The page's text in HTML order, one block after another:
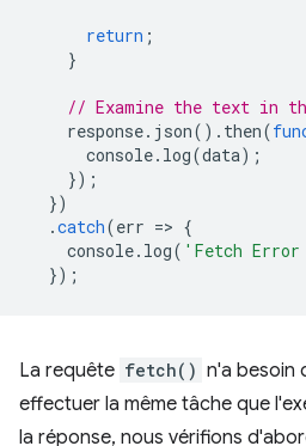
return ;
}
// Examine the text in
response. json(). then(
console. log(data);
});
})
.catch(err => {
console. log( 'Fetch
});
La requête fetch() n'a besoin
effectuer la même tâche que
la réponse, nous vérifions